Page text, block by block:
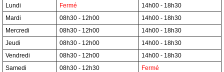
Lundi
Fermé
14h00 - 18h30
Mardi
08h30 - 12h00
14h00 - 18h30
Mercredi
08h30 - 12h00
14h00 - 18h30
Jeudi
08h30 - 12h00
14h00 - 18h30
Vendredi
08h30 - 12h00
14h00 - 18h30
Samedi
08h30 - 12h30 Fermé